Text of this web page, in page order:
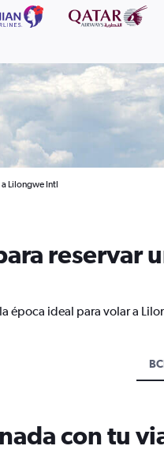
Lilongwe Intl
reservar
época ideal para volar a
con tu